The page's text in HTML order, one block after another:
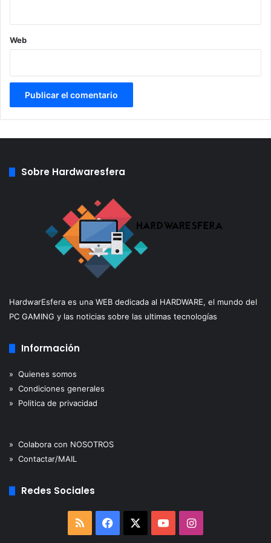
Web
Sobre Hardwaresfera
HardwarEsfera es una WEB dedicada al HARDWARE, el mundo del
PC GAMING y las noticias sobre las ultimas tecnologías
Información
» Quienes somos
» Condiciones generales
» Politica de privacidad
» Colabora con NOSOTROS
» Contactar/MAIL
Redes Sociales
RSS Facebook YouTubeInstagram